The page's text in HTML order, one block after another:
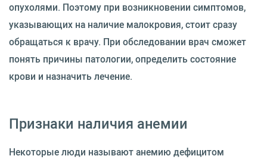
опухолями. Поэтому при возникновении симптомов,
указывающих на наличие малокровия, стоит сразу
обращаться к врачу. При обследовании врач сможет
понять причины патологии, определить состояние
крови и назначить лечение.
Признаки наличия анемии
Некоторые люди называют анемию дефицитом